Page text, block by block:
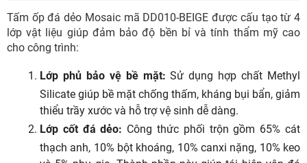
Tấm ốp đá dẻo Mosaic mã DD010-BEIGE được cấu tạo từ 4
lớp vật liệu giúp đảm bảo độ bền bỉ và tính thẩm mỹ cao
cho công trình:
Lớp phủ bảo vệ bề mặt: Sử dụng hợp chất Methyl
Silicate giúp bề mặt chống thấm, kháng bụi bẩn, giảm
thiểu trầy xước và hỗ trợ vệ sinh dễ dàng.
Lớp cốt đá dẻo: Công thức phối trộn gồm 65% cát
thạch anh, 10% bột khoáng, 10% canxi nặng, 10% keo